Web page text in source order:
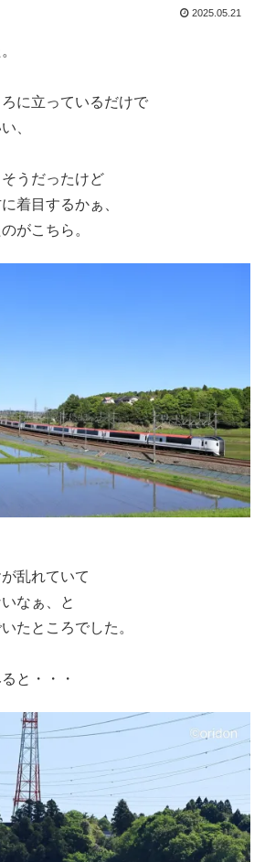
2025.05.21
に立っているだけで
、
うだったけど
着目するかぁ、
がこちら。
乱れていて
なぁ、と
たところでした。
と・・・